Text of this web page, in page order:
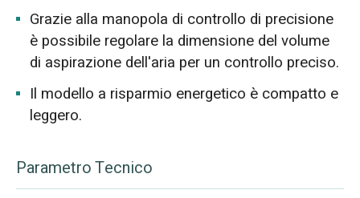
Grazie alla manopola di controllo di precisione
è possibile regolare la dimensione del volume
di aspirazione dell'aria per un controllo preciso.
Il modello a risparmio energetico è compatto e
leggero.
Parametro Tecnico